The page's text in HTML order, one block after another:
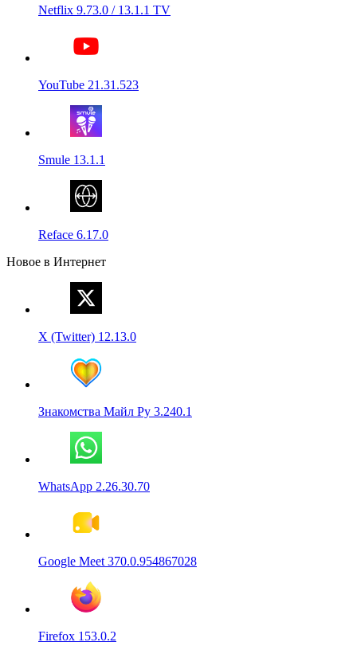
Netflix 9.73.0 / 13.1.1 TV
YouTube 21.31.523
Smule 13.1.1
Reface 6.17.0
Новое в Интернет
X (Twitter) 12.13.0
Знакомства Майл Ру 3.240.1
WhatsApp 2.26.30.70
Google Meet 370.0.954867028
Firefox 153.0.2